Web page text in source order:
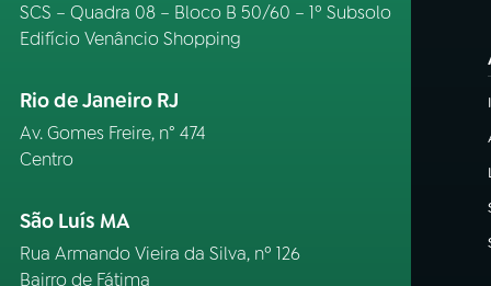
SCS – Quadra 08 – Bloco B 50/60 – 1º Subsolo
Edifício Venâncio Shopping
Rio de Janeiro RJ
Av. Gomes Freire, n° 474
Centro
São Luís MA
Rua Armando Vieira da Silva, nº 126
Bairro de Fátima